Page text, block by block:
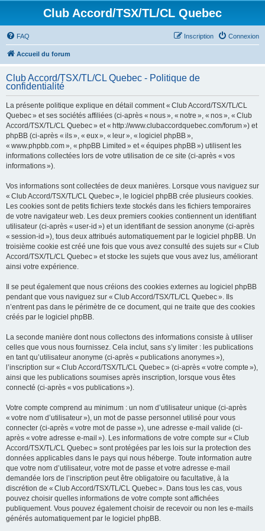
Club Accord/TSX/TL/CL Quebec
FAQ Connexion
Inscription
Accueil du forum
Club Accord/TSX/TL/CL Quebec - Politique de
confidentialité
La présente politique explique en détail comment « Club Accord/TSX/TL/CL
Quebec » et ses sociétés affiliées (ci-après « nous », « notre », « nos », « Club
Accord/TSX/TL/CL Quebec » et « http://www.clubaccordquebec.com/forum ») et
phpBB (ci-après « ils », « eux », « leur », « logiciel phpBB »,
« www.phpbb.com », « phpBB Limited » et « équipes phpBB ») utilisent les
informations collectées lors de votre utilisation de ce site (ci-après « vos
informations »).
Vos informations sont collectées de deux manières. Lorsque vous naviguez sur
« Club Accord/TSX/TL/CL Quebec », le logiciel phpBB crée plusieurs cookies.
Les cookies sont de petits fichiers texte stockés dans les fichiers temporaires
de votre navigateur web. Les deux premiers cookies contiennent un identifiant
utilisateur (ci-après « user-id ») et un identifiant de session anonyme (ci-après
« session-id »), tous deux attribués automatiquement par le logiciel phpBB. Un
troisième cookie est créé une fois que vous avez consulté des sujets sur « Club
Accord/TSX/TL/CL Quebec » et stocke les sujets que vous avez lus, améliorant
ainsi votre expérience.
Il se peut également que nous créions des cookies externes au logiciel phpBB
pendant que vous naviguez sur « Club Accord/TSX/TL/CL Quebec ». Ils
n’entrent pas dans le périmètre de ce document, qui ne traite que des cookies
créés par le logiciel phpBB.
La seconde manière dont nous collectons des informations consiste à utiliser
celles que vous nous fournissez. Cela inclut, sans s’y limiter : les publications
en tant qu’utilisateur anonyme (ci-après « publications anonymes »),
l’inscription sur « Club Accord/TSX/TL/CL Quebec » (ci-après « votre compte »),
ainsi que les publications soumises après inscription, lorsque vous êtes
connecté (ci-après « vos publications »).
Votre compte comprend au minimum : un nom d’utilisateur unique (ci-après
« votre nom d’utilisateur »), un mot de passe personnel utilisé pour vous
connecter (ci-après « votre mot de passe »), une adresse e-mail valide (ci-
après « votre adresse e-mail »). Les informations de votre compte sur « Club
Accord/TSX/TL/CL Quebec » sont protégées par les lois sur la protection des
données applicables dans le pays qui nous héberge. Toute information autre
que votre nom d’utilisateur, votre mot de passe et votre adresse e-mail
demandée lors de l’inscription peut être obligatoire ou facultative, à la
discrétion de « Club Accord/TSX/TL/CL Quebec ». Dans tous les cas, vous
pouvez choisir quelles informations de votre compte sont affichées
publiquement. Vous pouvez également choisir de recevoir ou non les e-mails
générés automatiquement par le logiciel phpBB.